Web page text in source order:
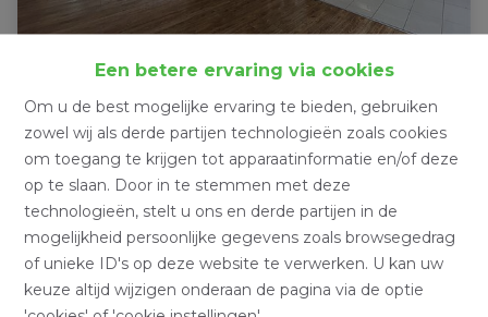
Een betere ervaring via cookies
Om u de best mogelijke ervaring te bieden, gebruiken
zowel wij als derde partijen technologieën zoals cookies
om toegang te krijgen tot apparaatinformatie en/of deze
op te slaan. Door in te stemmen met deze
technologieën, stelt u ons en derde partijen in de
mogelijkheid persoonlijke gegevens zoals browsegedrag
of unieke ID's op deze website te verwerken. U kan uw
keuze altijd wijzigen onderaan de pagina via de optie
chambres
1000 Bruxelles | Ref: 55668
€ 370.000
4 1 130 m²